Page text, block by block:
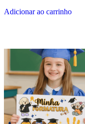
Adicionar ao carrinho